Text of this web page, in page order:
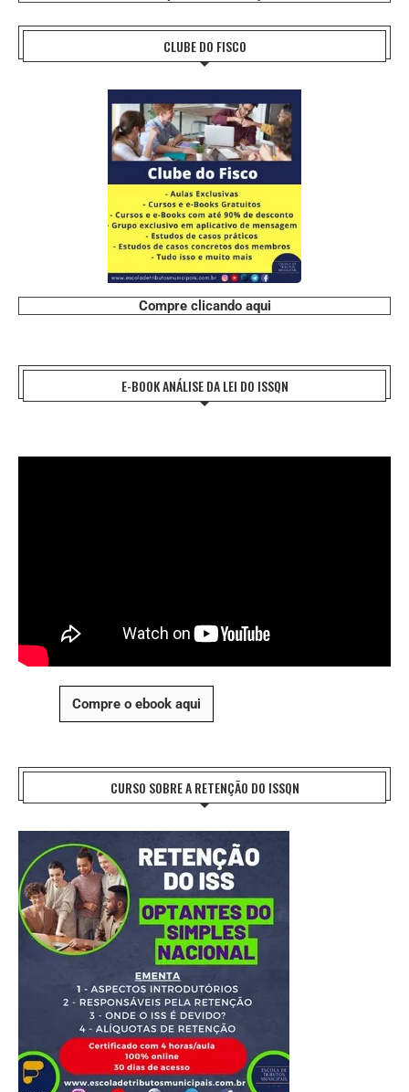
CLUBE DO FISCO
Compre clicando aqui
E-BOOK ANÁLISE DA LEI DO ISSQN
Compre o ebook aqui
CURSO SOBRE A RETENÇÃO DO ISSQN